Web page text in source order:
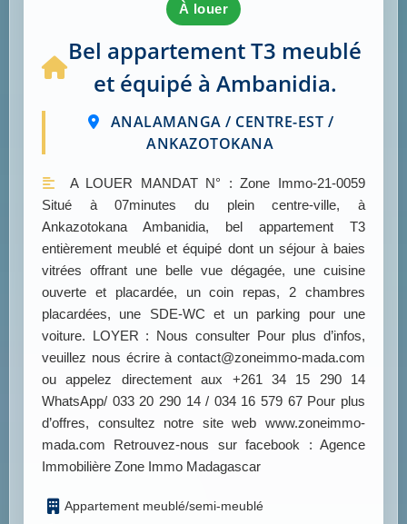
à louer
Bel appartement T3 meublé
et équipé à Ambanidia.
ANALAMANGA / CENTRE-EST /
ANKAZOTOKANA
A LOUER MANDAT N° : Zone Immo-21-0059
Situé à 07minutes du plein centre-ville, à
Ankazotokana Ambanidia, bel appartement T3
entièrement meublé et équipé dont un séjour à baies
vitrées offrant une belle vue dégagée, une cuisine
ouverte et placardée, un coin repas, 2 chambres
placardées, une SDE-WC et un parking pour une
voiture. LOYER : Nous consulter Pour plus d’infos,
veuillez nous écrire à contact@zoneimmo-mada.com
ou appelez directement aux +261 34 15 290 14
WhatsApp/ 033 20 290 14 / 034 16 579 67 Pour plus
d’offres, consultez notre site web www.zoneimmo-
mada.com Retrouvez-nous sur facebook : Agence
Immobilière Zone Immo Madagascar
Appartement meublé/semi-meublé